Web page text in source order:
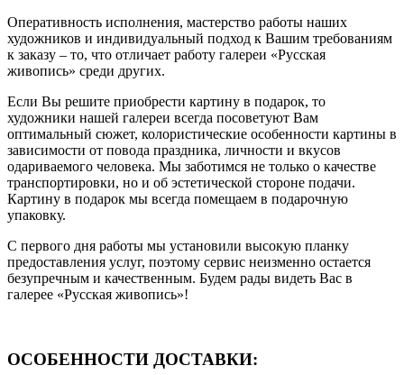
Оперативность исполнения, мастерство работы наших
художников и индивидуальный подход к Вашим требованиям
к заказу – то, что отличает работу галереи «Русская
живопись» среди других.
Если Вы решите приобрести картину в подарок, то
художники нашей галереи всегда посоветуют Вам
оптимальный сюжет, колористические особенности картины в
зависимости от повода праздника, личности и вкусов
одариваемого человека. Мы заботимся не только о качестве
транспортировки, но и об эстетической стороне подачи.
Картину в подарок мы всегда помещаем в подарочную
упаковку.
С первого дня работы мы установили высокую планку
предоставления услуг, поэтому сервис неизменно остается
безупречным и качественным. Будем рады видеть Вас в
галерее «Русская живопись»!
ОСОБЕННОСТИ ДОСТАВКИ: